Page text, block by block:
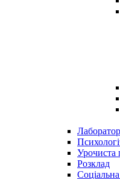
Урочиста
Розклад